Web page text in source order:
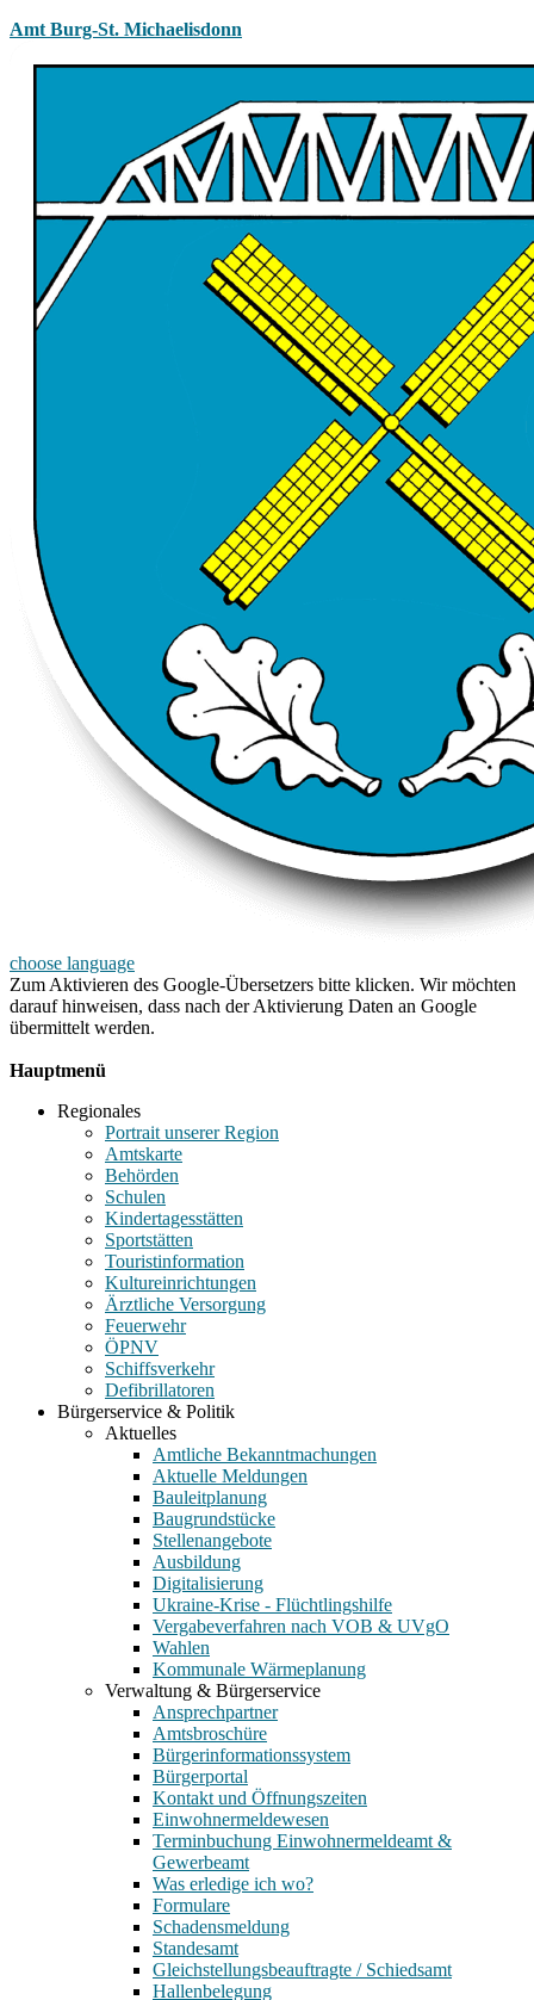
Amt Burg-St. Michaelisdonn
choose language
Zum Aktivieren des Google-Übersetzers bitte klicken. Wir möchten
darauf hinweisen, dass nach der Aktivierung Daten an Google
übermittelt werden.
Hauptmenü
Regionales
Portrait unserer Region
Amtskarte
Behörden
Schulen
Kindertagesstätten
Sportstätten
Touristinformation
Kultureinrichtungen
Ärztliche Versorgung
Feuerwehr
ÖPNV
Schiffsverkehr
Defibrillatoren
Bürgerservice & Politik
Aktuelles
Amtliche Bekanntmachungen
Aktuelle Meldungen
Bauleitplanung
Baugrundstücke
Stellenangebote
Ausbildung
Digitalisierung
Ukraine-Krise - Flüchtlingshilfe
Vergabeverfahren nach VOB & UVgO
Wahlen
Kommunale Wärmeplanung
Verwaltung & Bürgerservice
Ansprechpartner
Amtsbroschüre
Bürgerinformationssystem
Bürgerportal
Kontakt und Öffnungszeiten
Einwohnermeldewesen
Terminbuchung Einwohnermeldeamt &
Gewerbeamt
Was erledige ich wo?
Formulare
Schadensmeldung
Standesamt
Gleichstellungsbeauftragte / Schiedsamt
Hallenbelegung